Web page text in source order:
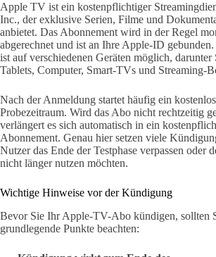
Apple TV ist ein kostenpflichtiger
Inc., der exklusive Serien, Filme und
anbietet. Das Abonnement wird in der Regel
abgerechnet und ist an Ihre Apple-ID
ist auf verschiedenen Geräten möglich, darunter
Tablets, Computer, Smart-TVs und Streaming-
Nach der Anmeldung startet häufig ein
Probezeitraum. Wird das Abo nicht rechtzeitig
verlängert es sich automatisch in ein
Abonnement. Genau hier setzen viele
Nutzer das Ende der Testphase verpassen oder
nicht länger nutzen möchten.
Wichtige Hinweise vor der Kündigung
Bevor Sie Ihr Apple-TV-Abo kündigen, sollten
grundlegende Punkte beachten: